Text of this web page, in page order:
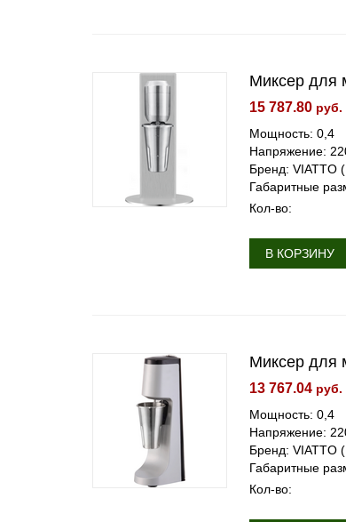
Миксер для
15 787.80 руб.
Мощность: 0,4
Напряжение:
Бренд: VIATTO
Габаритные
Кол-во:
В КОРЗИНУ
Миксер для
13 767.04 руб.
Мощность: 0,4
Напряжение:
Бренд: VIATTO
Габаритные
Кол-во: